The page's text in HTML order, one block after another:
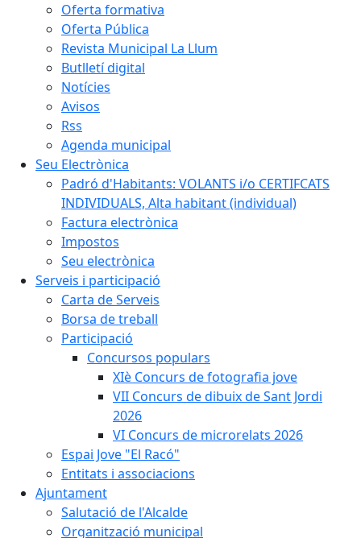
Oferta formativa
Oferta Pública
Revista Municipal La Llum
Butlletí digital
Notícies
Avisos
Rss
Agenda municipal
Seu Electrònica
Padró d'Habitants: VOLANTS i/o CERTIFCATS
INDIVIDUALS, Alta habitant (individual)
Factura electrònica
Impostos
Seu electrònica
Serveis i participació
Carta de Serveis
Borsa de treball
Participació
Concursos populars
XIè Concurs de fotografia jove
VII Concurs de dibuix de Sant Jordi
2026
VI Concurs de microrelats 2026
Espai Jove "El Racó"
Entitats i associacions
Ajuntament
Salutació de l'Alcalde
Organització municipal